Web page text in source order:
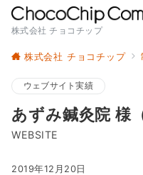
株式会社 チョコチップ
株式会社 チョコチップ
ウェブサイト実績
あずみ鍼灸院 様
WEBSITE
2019年12月20日